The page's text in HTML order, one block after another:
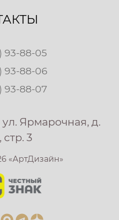
93-88-05
93-88-06
93-88-07
ул. Ярмарочная, д.
стр. 3
«АртДизайн»